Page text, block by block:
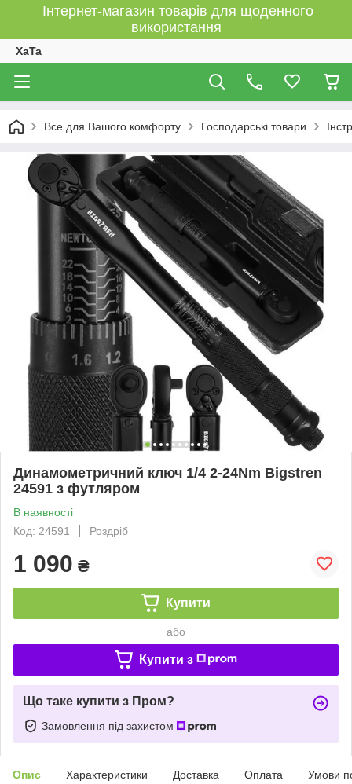
Інтернет-магазин товарів для щоденного
використання
XaTa
Все для Вашого комфорту Господарські товари
Динамометричний ключ 1/4 2-24Nm Bigstren
24591 з футляром
В наявності
Код: 24591
Роздріб
1 090 ₴
Купити
або
Купити з
Що таке купити з Пром?
Замовлення під захистом
Опис Характеристики Доставка Оплата Умови